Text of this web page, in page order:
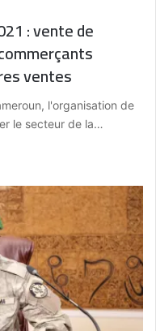
ventes
l'organisation de
le secteur de la…